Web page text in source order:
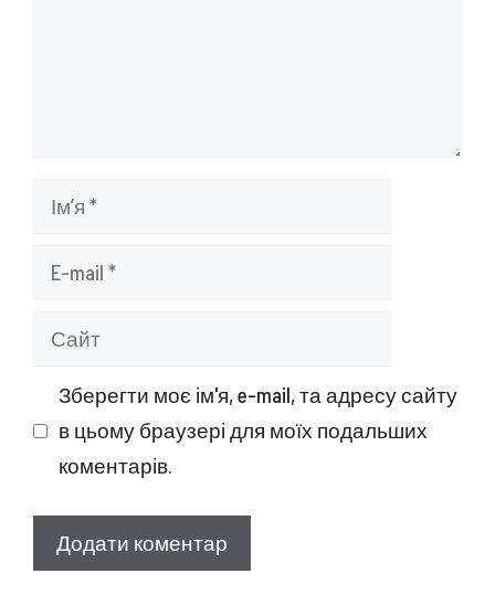
Ім’я
Сайт
Зберегти моє ім'я, e-mail, та адресу сайту
в цьому браузері для моїх подальших
коментарів.